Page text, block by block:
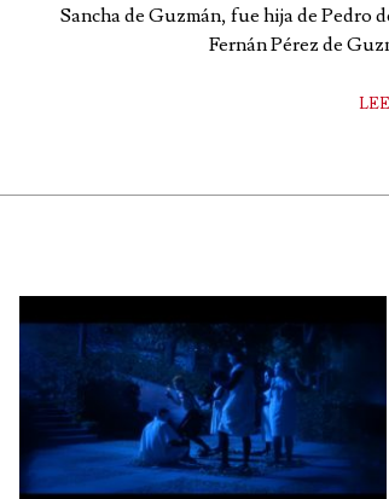
Sancha de Guzmán, fue hija de Pedro
Fernán Pérez de